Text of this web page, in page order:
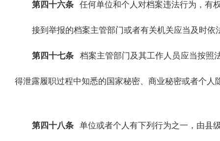
第四十六条 任何单位和个人对档案违法行为，有
接到举报的档案主管部门或者有关机关应当及时依
第四十七条 档案主管部门及其工作人员应当按照
得泄露履职过程中知悉的国家秘密、商业秘密或者个人
第四十八条 单位或者个人有下列行为之一，由县